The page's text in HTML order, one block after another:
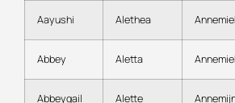
Aayushi Alethea
Abbey Aletta
Abbeygail Alette